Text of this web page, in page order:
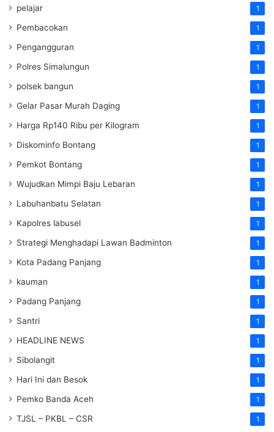
pelajar 1
Pembacokan 1
Pengangguran 1
Polres Simalungun 1
polsek bangun 1
Gelar Pasar Murah Daging 1
Harga Rp140 Ribu per Kilogram 1
Diskominfo Bontang 1
Pemkot Bontang 1
Wujudkan Mimpi Baju Lebaran 1
Labuhanbatu Selatan 1
Kapolres labusel 1
Strategi Menghadapi Lawan Badminton 1
Kota Padang Panjang 1
kauman 1
Padang Panjang 1
Santri 1
HEADLINE NEWS 1
Sibolangit 1
Hari Ini dan Besok 1
Pemko Banda Aceh 1
TJSL – PKBL – CSR 1